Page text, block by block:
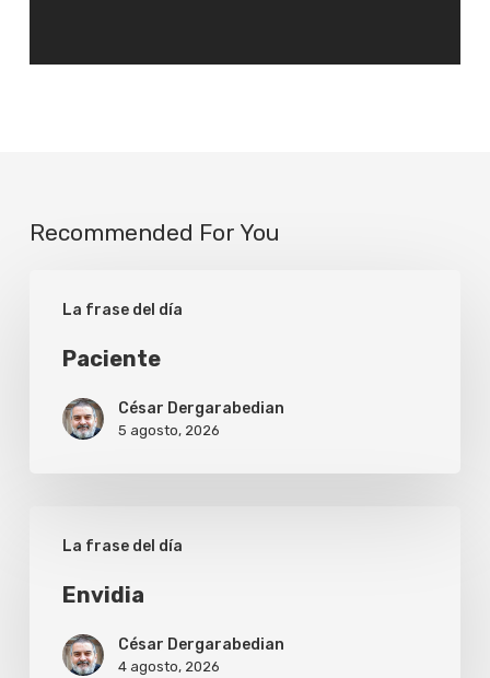
Recommended For You
La frase del día
Paciente
César Dergarabedian
5 agosto, 2026
La frase del día
Envidia
César Dergarabedian
4 agosto, 2026